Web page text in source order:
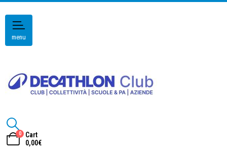
menu
0
Cart
0,00€